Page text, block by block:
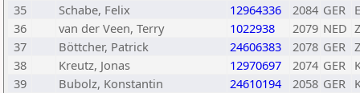
35
Schabe, Felix 12964336 2084 GER
36
van der Veen, Terry 1022938 2079 NED
37
Böttcher, Patrick 24606383 2078 GER
38
Kreutz, Jonas 12970697 2074 GER
39
Bubolz, Konstantin 24610194 2058 GER